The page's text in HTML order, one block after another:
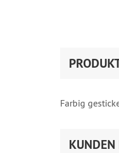
Farbig
KUNDEN